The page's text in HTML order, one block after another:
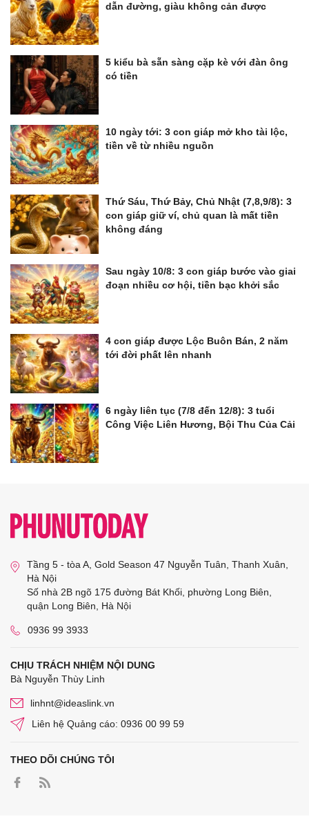
dẫn đường, giàu không cản được
5 kiểu bà sẵn sàng cặp kè với đàn ông
có tiền
10 ngày tới: 3 con giáp mở kho tài lộc,
tiền về từ nhiều nguồn
Thứ Sáu, Thứ Bảy, Chủ Nhật (7,8,9/8): 3
con giáp giữ ví, chủ quan là mất tiền
không đáng
Sau ngày 10/8: 3 con giáp bước vào giai
đoạn nhiều cơ hội, tiền bạc khởi sắc
4 con giáp được Lộc Buôn Bán, 2 năm
tới đời phất lên nhanh
6 ngày liên tục (7/8 đến 12/8): 3 tuổi
Công Việc Liên Hương, Bội Thu Của Cải
Tầng 5 - tòa A, Gold Season 47 Nguyễn Tuân, Thanh Xuân,
Hà Nội
Số nhà 2B ngõ 175 đường Bát Khối, phường Long Biên,
quận Long Biên, Hà Nội
0936 99 3933
CHỊU TRÁCH NHIỆM NỘI DUNG
Bà Nguyễn Thùy Linh
linhnt@ideaslink.vn
Liên hệ Quảng cáo: 0936 00 99 59
THEO DÕI CHÚNG TÔI